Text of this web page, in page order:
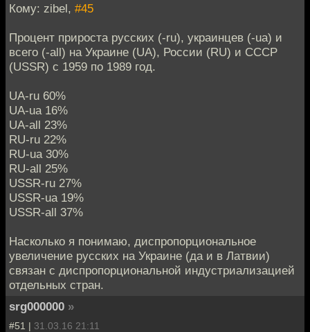
Кому: zibel, #45
Процент прироста русских (-ru), украинцев (-ua) и
всего (-all) на Украине (UA), России (RU) и СССР
(USSR) c 1959 по 1989 год.
UA-ru 60%
UA-ua 16%
UA-all 23%
RU-ru 22%
RU-ua 30%
RU-all 25%
USSR-ru 27%
USSR-ua 19%
USSR-all 37%
Насколько я понимаю, диспропорциональное
увеличение русских на Украине (да и в Латвии)
связан с диспропорциональной индустриализацией
отдельных стран.
srg000000 »
#51 | 31.03.16 21:11